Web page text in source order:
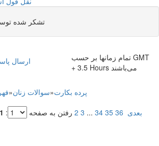
تشکر شده
ارسال
تمام زمانها بر حسب GMT
+ 3.5 Hours می‌باشند
»سوالات زنان»پرده بکارت
رفتن به صفحه :
1 2 3 ... 34 35 36 بعدی